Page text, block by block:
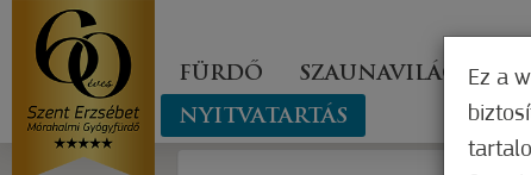
FÜRDŐ SZAUNAVILÁG
NYITVATARTÁS
Ez a